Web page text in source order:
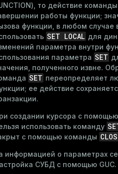
), то действие команды
работы функции;
функции, в любом случае
SET LOCAL для
параметра внутри
параметра SET
полученного извне.
SET переопределяет
ее действие
создании курсора с
использовать команду
с помощью команды
информацией о параметрах
СУБД с помощью GUC.